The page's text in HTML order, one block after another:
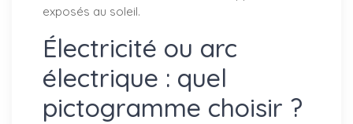
exposés au soleil.
Électricité ou arc
électrique : quel
pictogramme choisir ?